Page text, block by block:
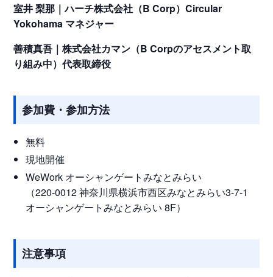
室井 梨那｜ハーチ株式会社（B Corp）Circular
Yokohama マネジャー
善積真吾｜株式会社カマン（B Corpのアセスメント取
り組み中）代表取締役
参加費・参加方法
無料
現地開催
WeWork オーシャンゲートみなとみらい
（220-0012 神奈川県横浜市西区みなとみらい3-7-1
オーシャンゲートみなとみらい 8F）
注意事項